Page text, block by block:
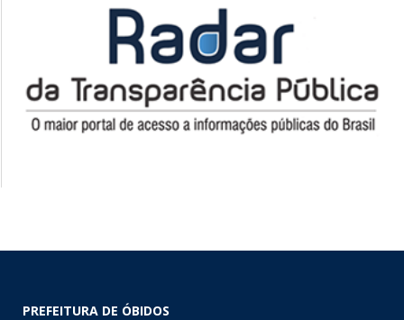
PREFEITURA DE ÓBIDOS